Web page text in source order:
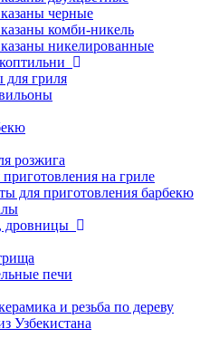
черные
комби-никель
никелированные
для гриля
розжига
на гриле
для приготовления барбекю
дровницы
печи
и резьба по дереву
Узбекистана